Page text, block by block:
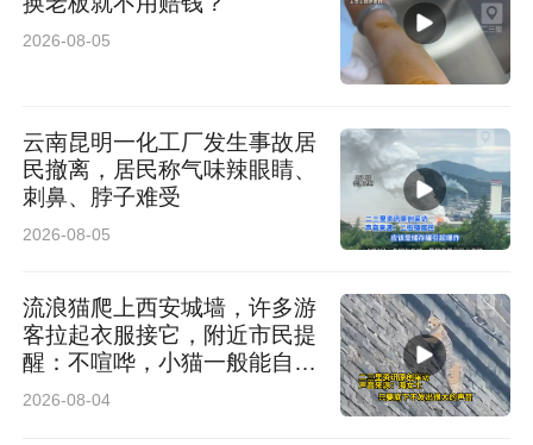
2026-08-05
云南昆明一化工厂发生事故居
民撤离，居民称气味辣眼睛、
刺鼻、脖子难受
2026-08-05
流浪猫爬上西安城墙，许多游
客拉起衣服接它，附近市民提
醒：不喧哗，小猫一般能自行
脱困
2026-08-04